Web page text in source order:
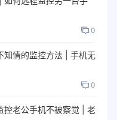
0
知情的监控方法 | 手机无
0
控老公手机不被察觉 | 老